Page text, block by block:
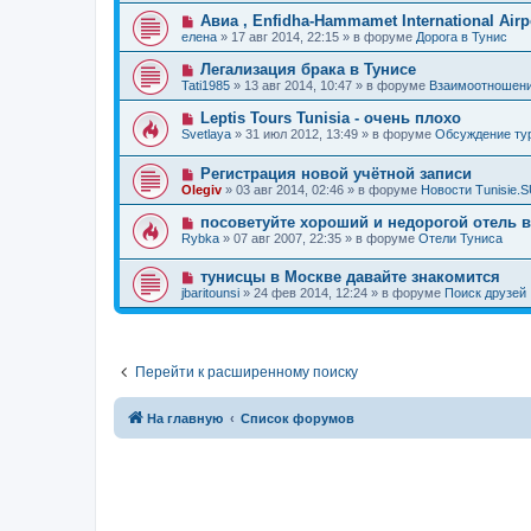
е
н
и
е
о
о
б
щ
е
н
и
е
е
с
о
о
б
щ
е
н
и
е
Н
о
в
е
с
о
б
е
и
е
Авиа , Enfidha-Hammamet International
елена » 17 авг 2014, 22:15 » в форуме Дорога в Тунис
Н
о
в
о
е
с
о
б
щ
е
н
и
Легализация брака в Тунисе
Tati1985 » 13 авг 2014, 10:47 » в форуме
Н
о
в
о
е
с
б
щ
е
н
е
Leptis Tours Tunisia - очень плохо
Svetlaya » 31 июл 2012, 13:49 » в форуме Обсуждение
Н
о
в
е
с
о
щ
е
Регистрация новой учётной записи
Olegiv » 03 авг 2014, 02:46 » в форуме Новости
Н
о
в
о
е
с
о
о
н
посоветуйте хороший и недорогой отель
Rybka » 07 авг 2007, 22:35 » в форуме Отели Туниса
Н
о
о
о
е
тунисцы в Москве давайте знакомится
jbaritounsi » 24 фев 2014, 12:24 » в форуме Поиск друзей
Перейти к расширенному поиску
На главную Список форумов